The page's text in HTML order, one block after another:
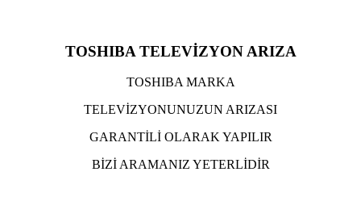
TOSHIBA TELEVİZYON ARIZA
TOSHIBA MARKA
TELEVİZYONUNUZUN ARIZASI
GARANTİLİ OLARAK YAPILIR
BİZİ ARAMANIZ YETERLİDİR